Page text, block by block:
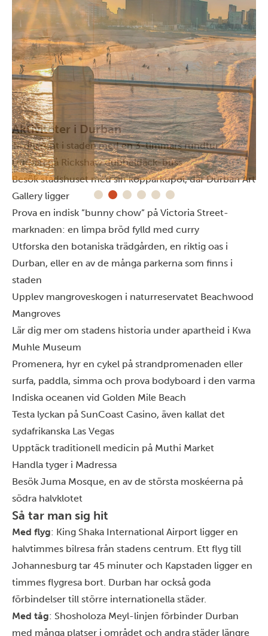
Aktiviteter i Durban
Ta dig runt i staden med en 3-timmars rundtur i
Durban på Rickshaw dubbeldäck-buss
Besök stadshuset med sin kopparkupol, där Durban Art
Gallery ligger
Prova en indisk ”bunny chow” på Victoria Street-
marknaden: en limpa bröd fylld med curry
Utforska den botaniska trädgården, en riktig oas i
Durban, eller en av de många parkerna som finns i
staden
Upplev mangroveskogen i naturreservatet Beachwood
Mangroves
Lär dig mer om stadens historia under apartheid i Kwa
Muhle Museum
Promenera, hyr en cykel på strandpromenaden eller
surfa, paddla, simma och prova bodyboard i den varma
Indiska oceanen vid Golden Mile Beach
Testa lyckan på SunCoast Casino, även kallat det
sydafrikanska Las Vegas
Upptäck traditionell medicin på Muthi Market
Handla tyger i Madressa
Besök Juma Mosque, en av de största moskéerna på
södra halvklotet
Så tar man sig hit
Med flyg: King Shaka International Airport ligger en
halvtimmes bilresa från stadens centrum. Ett flyg till
Johannesburg tar 45 minuter och Kapstaden ligger en
timmes flygresa bort. Durban har också goda
förbindelser till större internationella städer.
Med tåg: Shosholoza Meyl-linjen förbinder Durban
med många platser i området och andra städer längre